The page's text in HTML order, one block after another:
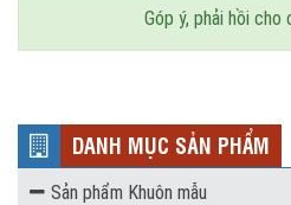
Góp ý, phải hồi cho
DANH MỤC SẢN PHẨM
Sản phẩm Khuôn mẫu